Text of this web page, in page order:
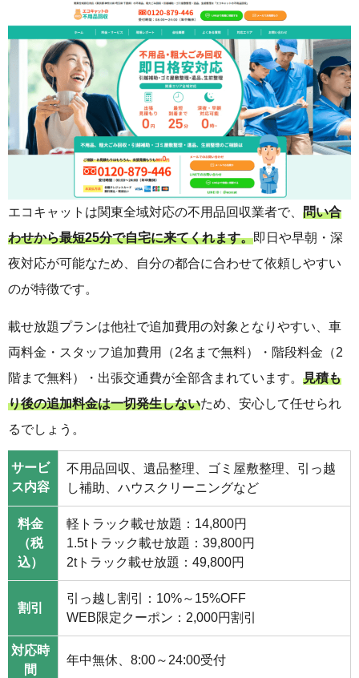
エコキャットは関東全域対応の不用品回収業者で、 問い合
わせから最短25分で自宅に来てくれます。即日や早朝・深
夜対応が可能なため、自分の都合に合わせて依頼しやすい
のが特徴です。
載せ放題プランは他社で追加費用の対象となりやすい、車
両料金・スタッフ追加費用（2名まで無料）・階段料金（2
階まで無料）・出張交通費が全部含まれています。 見積も
り後の追加料金は一切発生しないため、安心して任せられ
るでしょう。
サービ
ス内容
不用品回収、遺品整理、ゴミ屋敷整理、引っ越
し補助、ハウスクリーニングなど
料金
（税
込）
軽トラック載せ放題：14,800円
1.5tトラック載せ放題：39,800円
2tトラック載せ放題：49,800円
割引
引っ越し割引：10%～15%OFF
WEB限定クーポン：2,000円割引
対応時
間
年中無休、8:00～24:00受付